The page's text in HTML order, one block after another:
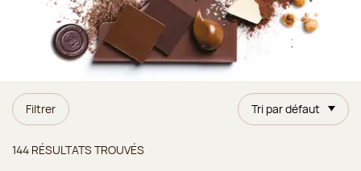
Filtrer Tri par défaut
144 RÉSULTATS TROUVÉS